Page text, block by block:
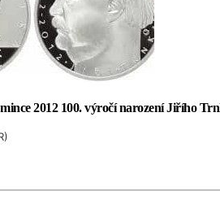
2012 100. výročí narození Jiřího
)